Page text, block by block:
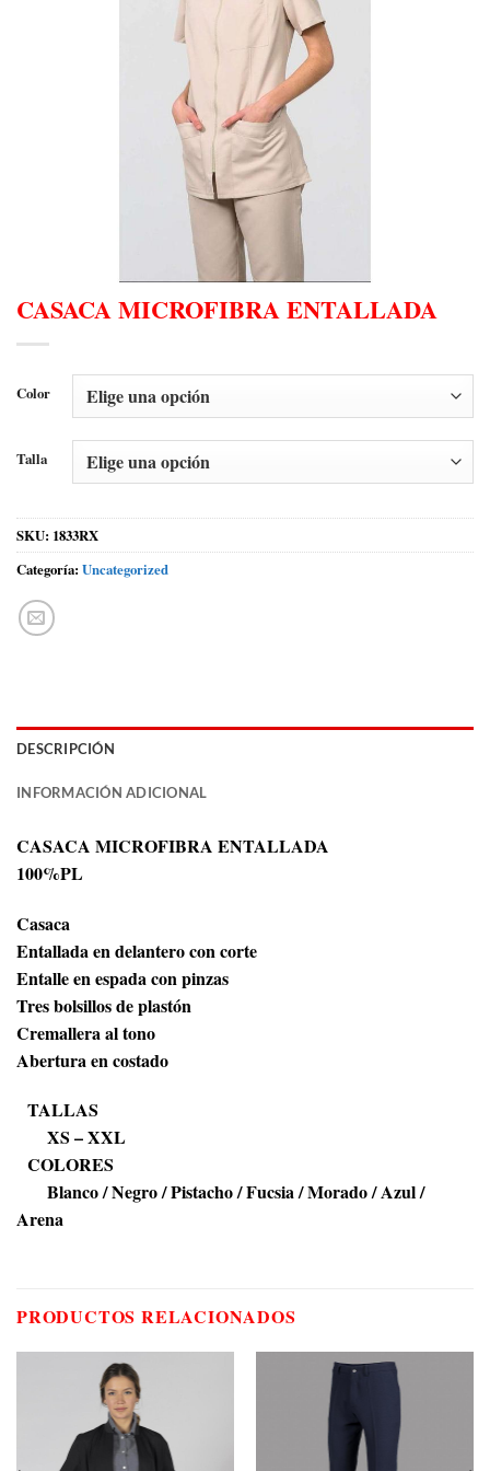
CASACA MICROFIBRA ENTALLADA
Color
Talla
SKU: 1833RX
Categoría: Uncategorized
DESCRIPCIÓN
INFORMACIÓN ADICIONAL
CASACA MICROFIBRA ENTALLADA
100%PL
Casaca
Entallada en delantero con corte
Entalle en espada con pinzas
Tres bolsillos de plastón
Cremallera al tono
Abertura en costado
TALLAS
XS – XXL
COLORES
Blanco / Negro / Pistacho / Fucsia / Morado / Azul /
Arena
PRODUCTOS RELACIONADOS